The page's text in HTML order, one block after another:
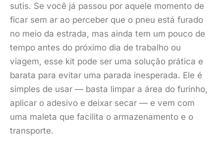
sutis. Se você já passou por aquele momento de
ficar sem ar ao perceber que o pneu está furado
no meio da estrada, mas ainda tem um pouco de
tempo antes do próximo dia de trabalho ou
viagem, esse kit pode ser uma solução prática e
barata para evitar uma parada inesperada. Ele é
simples de usar — basta limpar a área do furinho,
aplicar o adesivo e deixar secar — e vem com
uma maleta que facilita o armazenamento e o
transporte.